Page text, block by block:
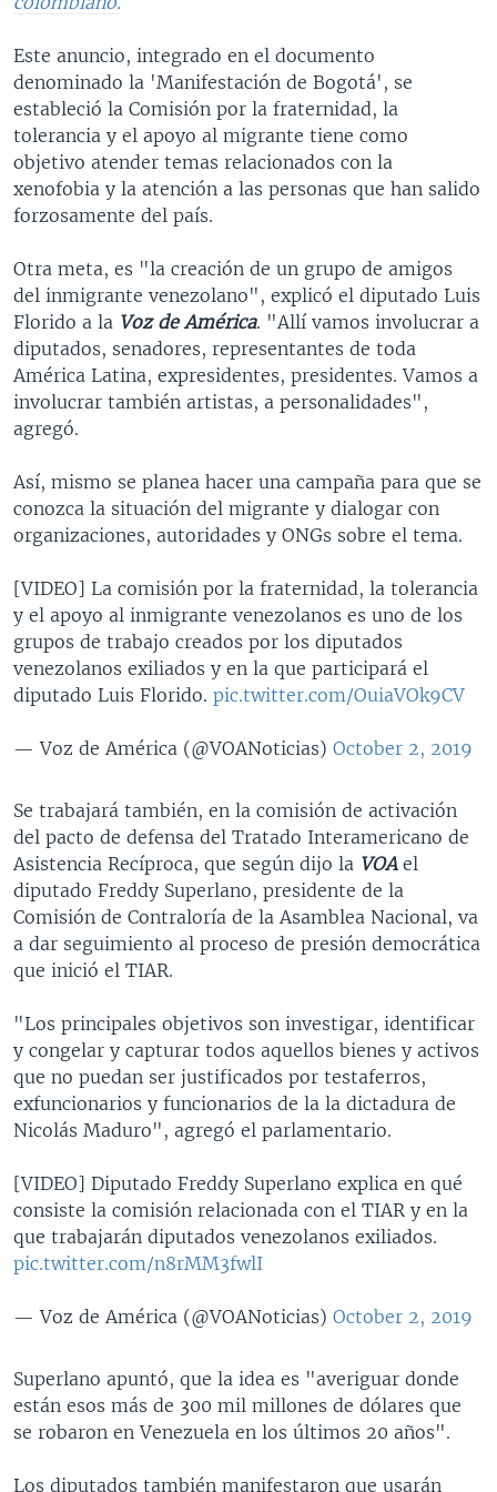
Este anuncio, integrado en el documento
denominado la 'Manifestación de Bogotá', se
estableció la Comisión por la fraternidad, la
tolerancia y el apoyo al migrante tiene como
objetivo atender temas relacionados con la
xenofobia y la atención a las personas que han salido
forzosamente del país.
Otra meta, es "la creación de un grupo de amigos
del inmigrante venezolano", explicó el diputado Luis
Florido a la Voz de América. "Allí vamos involucrar a
diputados, senadores, representantes de toda
América Latina, expresidentes, presidentes. Vamos a
involucrar también artistas, a personalidades",
agregó.
Así, mismo se planea hacer una campaña para que se
conozca la situación del migrante y dialogar con
organizaciones, autoridades y ONGs sobre el tema.
[VIDEO] La comisión por la fraternidad, la tolerancia
y el apoyo al inmigrante venezolanos es uno de los
grupos de trabajo creados por los diputados
venezolanos exiliados y en la que participará el
diputado Luis Florido. pic.twitter.com/OuiaVOk9CV
— Voz de América (@VOANoticias) October 2, 2019
Se trabajará también, en la comisión de activación
del pacto de defensa del Tratado Interamericano de
Asistencia Recíproca, que según dijo la VOAel
diputado Freddy Superlano, presidente de la
Comisión de Contraloría de la Asamblea Nacional, va
a dar seguimiento al proceso de presión democrática
que inició el TIAR.
"Los principales objetivos son investigar, identificar
y congelar y capturar todos aquellos bienes y activos
que no puedan ser justificados por testaferros,
exfuncionarios y funcionarios de la la dictadura de
Nicolás Maduro", agregó el parlamentario.
[VIDEO] Diputado Freddy Superlano explica en qué
consiste la comisión relacionada con el TIAR y en la
que trabajarán diputados venezolanos exiliados.
pic.twitter.com/n8rMM3fwlI
— Voz de América (@VOANoticias) October 2, 2019
Superlano apuntó, que la idea es "averiguar donde
están esos más de 300 mil millones de dólares que
se robaron en Venezuela en los últimos 20 años".
Los diputados también manifestaron que usarán